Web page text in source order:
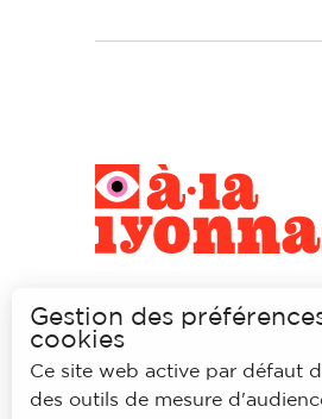
Gestion des
cookies
Ce site web active par défaut
des outils de mesure